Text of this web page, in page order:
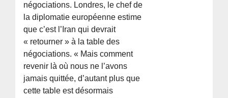
négociations. Londres, le chef de
la diplomatie européenne estime
que c’est l’Iran qui devrait
« retourner » à la table des
négociations. « Mais comment
revenir là où nous ne l’avons
jamais quittée, d’autant plus que
cette table est désormais